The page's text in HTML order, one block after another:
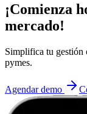
¡Comienza
mercado!
Simplifica tu gestión
pymes.
Agendar demo